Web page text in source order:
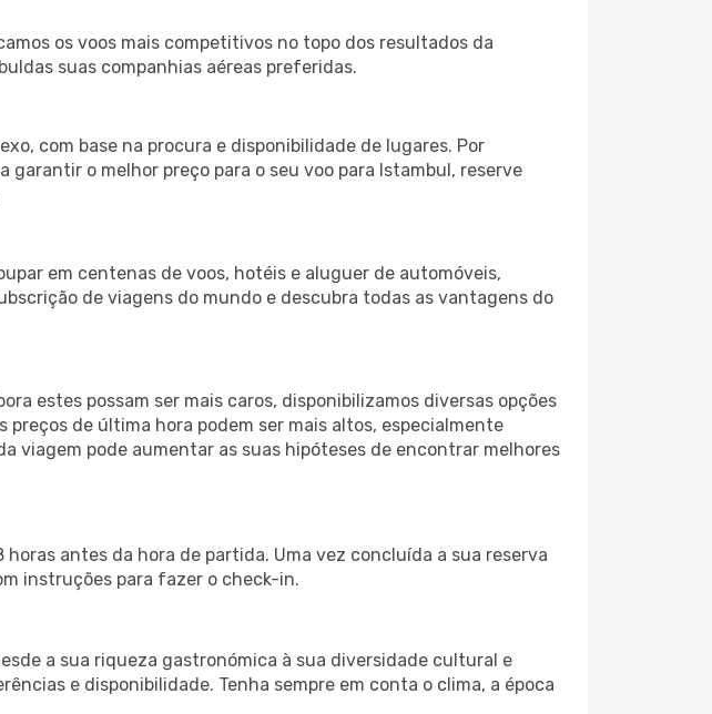
os voos mais competitivos no topo dos resultados da
suas companhias aéreas preferidas.
com base na procura e disponibilidade de lugares. Por
o melhor preço para o seu voo para Istambul, reserve
em centenas de voos, hotéis e aluguer de automóveis,
de viagens do mundo e descubra todas as vantagens do
estes possam ser mais caros, disponibilizamos diversas opções
de última hora podem ser mais altos, especialmente
viagem pode aumentar as suas hipóteses de encontrar melhores
antes da hora de partida. Uma vez concluída a sua reserva
instruções para fazer o check-in.
a sua riqueza gastronómica à sua diversidade cultural e
e disponibilidade. Tenha sempre em conta o clima, a época